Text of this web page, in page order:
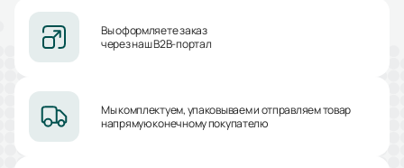
Вы оформляете заказ
через наш B2B-портал
Мы комплектуем, упаковываем и отправляем товар
напрямую конечному покупателю